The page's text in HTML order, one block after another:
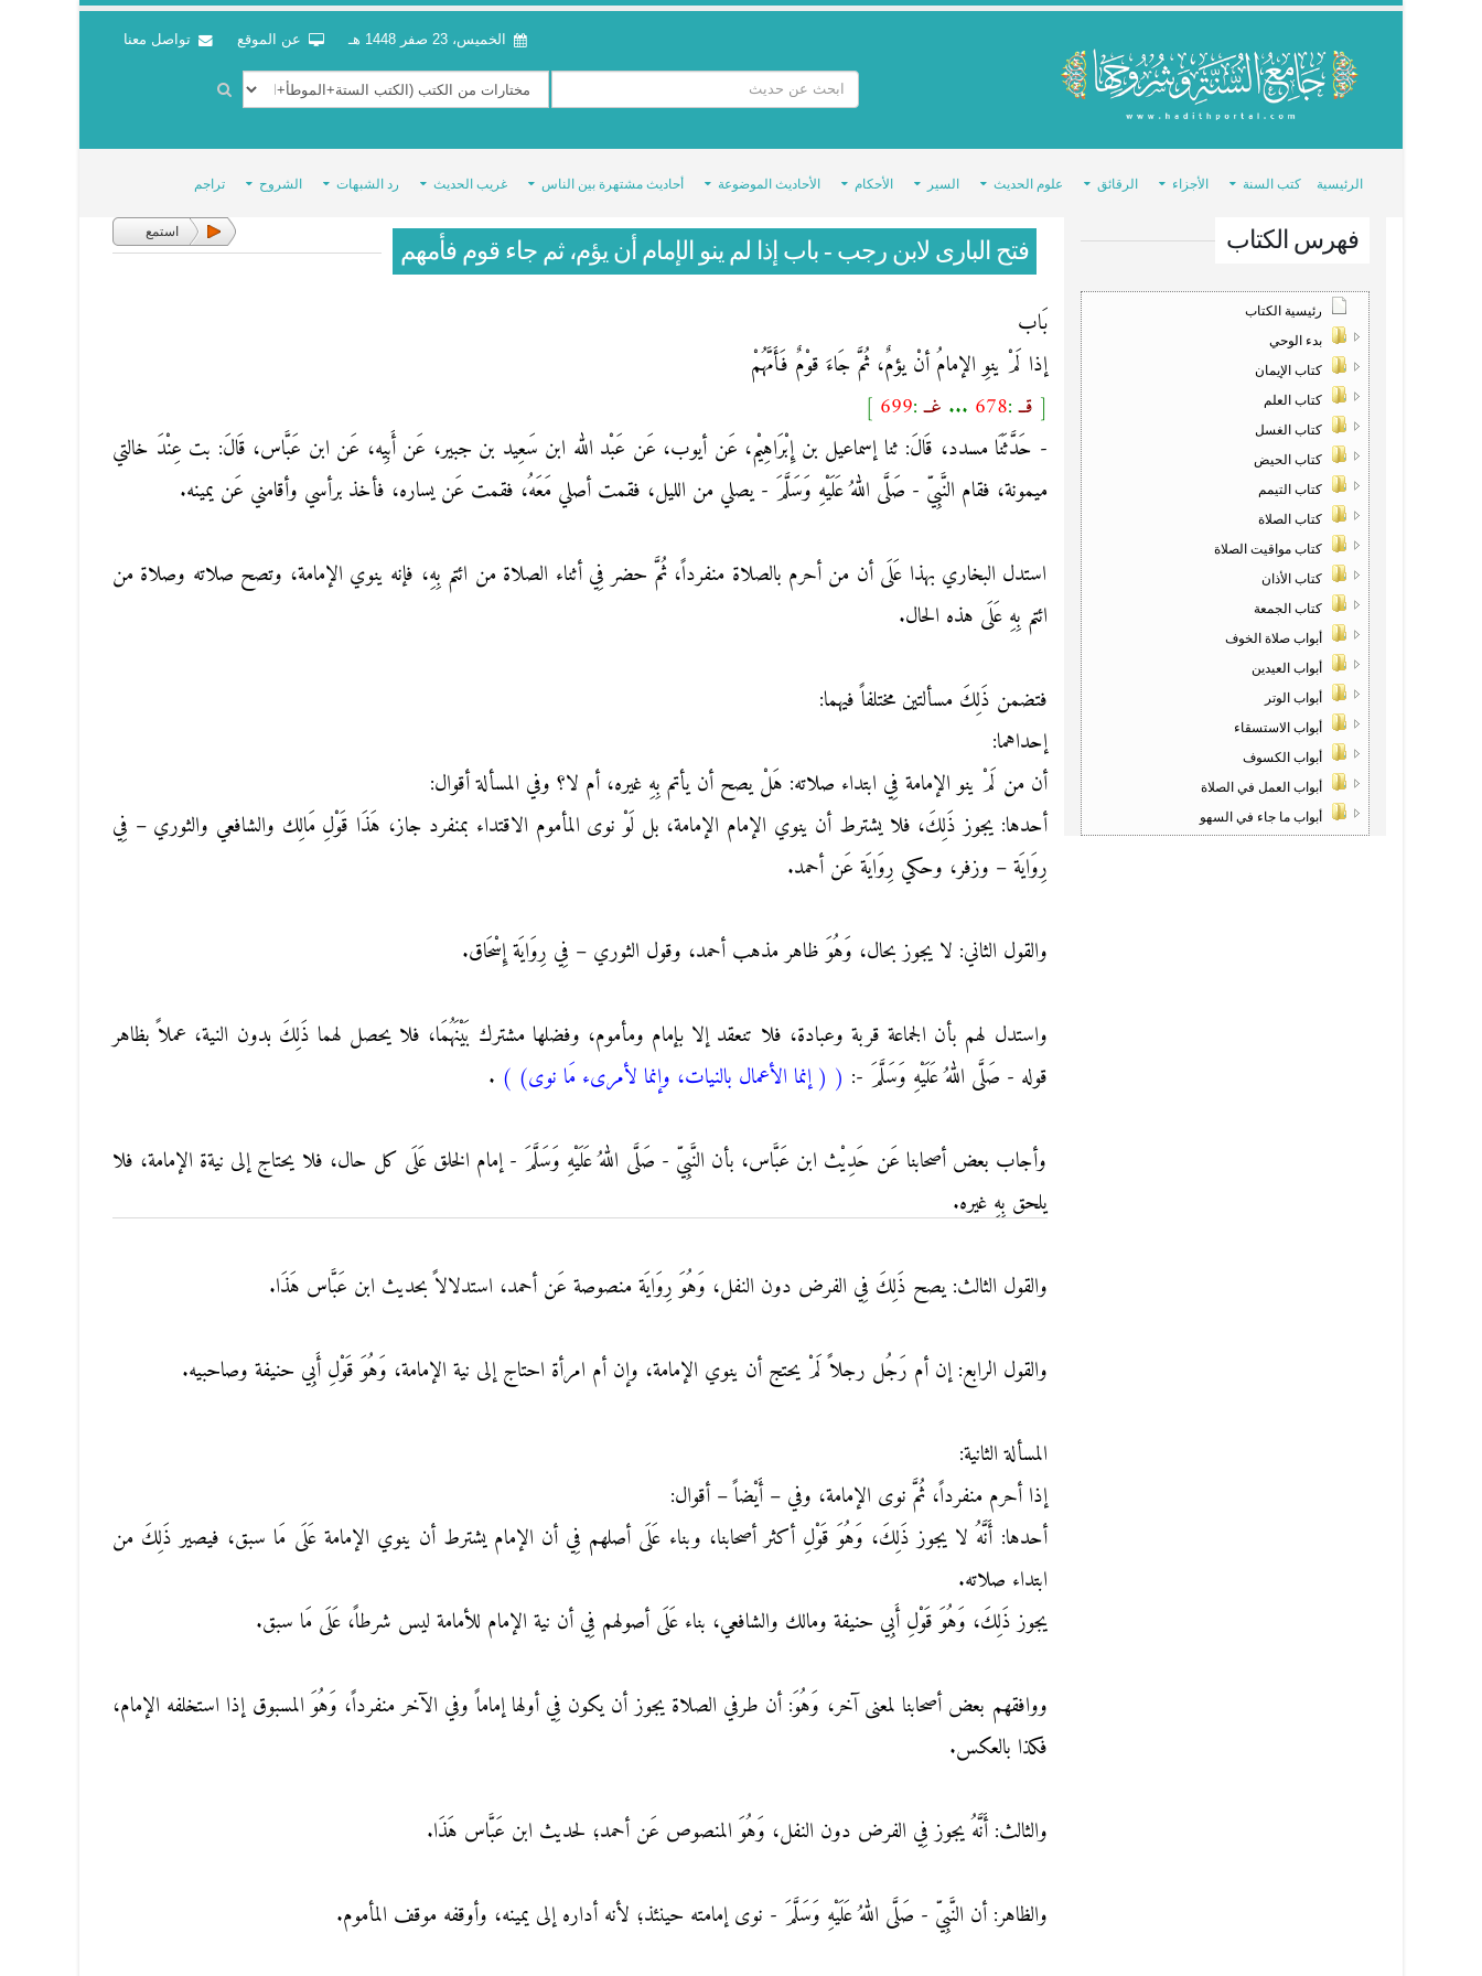
الخميس، 23 صفر 1448 هـ عن الموقع تواصل معنا
الرئيسية كتب السنة الأجزاء الرقائق علوم الحديث السير الأحكام الأحاديث الموضوعة أحاديث مشتهرة بين الناس غريب الحديث رد الشبهات الشروح تراجم
فهرس الكتاب
رئيسية الكتاب
بدء الوحي
كتاب الإيمان
كتاب العلم
كتاب الغسل
كتاب الحيض
كتاب التيمم
كتاب الصلاة
كتاب مواقيت الصلاة
كتاب الأذان
كتاب الجمعة
أبواب صلاة الخوف
أبواب العيدين
أبواب الوتر
أبواب الاستسقاء
أبواب الكسوف
أبواب العمل في الصلاة
أبواب ما جاء في السهو
استمع
فتح البارى لابن رجب - باب إذا لم ينو الإمام أن يؤم، ثم جاء قوم فأمهم
بَاب
إذا لَمْ ينوِ الإمامُ أنْ يؤمٌ، ثُمَّ جَاءَ قوْمٌ فَأَمَّهُمْ
[ قــ:
678
... غــ:
699
]
- حَدَّثَنَا مسدد، قَالَ: ثنا إسماعيل بن إِبْرَاهِيْم، عَن أيوب، عَن عَبْد الله ابن سَعِيد بن جبير، عَن أَبِيه، عَن ابن عَبَّاس، قَالَ: بت عِنْدَ خالتي
ميمونة، فقام النَّبِيّ - صَلَّى اللهُ عَلَيْهِ وَسَلَّمَ - يصلي من الليل، فقمت أصلي مَعَهُ، فقمت عَن يساره، فأخذ برأسي وأقامني عَن يمينه.
استدل البخاري بهذا عَلَى أن من أحرم بالصلاة منفرداً، ثُمَّ حضر فِي أثناء الصلاة من ائتم بِهِ، فإنه ينوي الإمامة، وتصح صلاته وصلاة من
ائتم بِهِ عَلَى هذه الحال.
فتضمن ذَلِكَ مسألتين مختلفاً فيهما:
إحداهما:
أن من لَمْ ينو الإمامة فِي ابتداء صلاته: هَلْ يصح أن يأتم بِهِ غيره، أم لا؟ وفي المسألة أقوال:
أحدها: يجوز ذَلِكَ، فلا يشترط أن ينوي الإمام الإمامة، بل لَوْ نوى المأموم الاقتداء بمنفرد جاز، هَذَا قَوْلِ مَالِك والشافعي والثوري – فِي
رِوَايَة – وزفر، وحكي رِوَايَة عَن أحمد.
والقول الثاني: لا يجوز بحال، وَهُوَ ظاهر مذهب أحمد، وقول الثوري – فِي رِوَايَة إِسْحَاق.
واستدل لهم بأن الجماعة قربة وعبادة، فلا تنعقد إلا بإمام ومأموم، وفضلها مشترك بَيْنَهُمَا، فلا يحصل لهما ذَلِكَ بدون النية، عملاً بظاهر
قوله - صَلَّى اللهُ عَلَيْهِ وَسَلَّمَ -: ( ( إنما الأعمال بالنيات، وإنما لأمرىء مَا نوى) )
.
وأجاب بعض أصحابنا عَن حَدِيْث ابن عَبَّاس، بأن النَّبِيّ - صَلَّى اللهُ عَلَيْهِ وَسَلَّمَ - إمام الخلق عَلَى كل حال، فلا يحتاج إلى نيةة الإمامة، فلا
يلحق بِهِ غيره.
والقول الثالث: يصح ذَلِكَ فِي الفرض دون النفل، وَهُوَ رِوَايَة منصوصة عَن أحمد، استدلالاً بحديث ابن عَبَّاس هَذَا.
والقول الرابع: إن أم رَجُل رجلاً لَمْ يحتج أن ينوي الإمامة، وإن أم امرأة احتاج إلى نية الإمامة، وَهُوَ قَوْلِ أَبِي حنيفة وصاحبيه.
المسألة الثانية:
إذا أحرم منفرداً، ثُمَّ نوى الإمامة، وفي – أَيْضاً – أقوال:
أحدها: أَنَّهُ لا يجوز ذَلِكَ، وَهُوَ قَوْلِ أكثر أصحابنا، وبناء عَلَى أصلهم فِي أن الإمام يشترط أن ينوي الإمامة عَلَى مَا سبق، فيصير ذَلِكَ من
ابتداء صلاته.
يجوز ذَلِكَ، وَهُوَ قَوْلِ أَبِي حنيفة ومالك والشافعي، بناء عَلَى أصولهم فِي أن نية الإمام للأمامة ليس شرطاً، عَلَى مَا سبق.
ووافقهم بعض أصحابنا لمعنى آخر، وَهُوَ: أن طرفي الصلاة يجوز أن يكون فِي أولها إماماً وفي الآخر منفرداً، وَهُوَ المسبوق إذا استخلفه الإمام،
فكذا بالعكس.
والثالث: أَنَّهُ يجوز فِي الفرض دون النفل، وَهُوَ المنصوص عَن أحمد؛ لحديث ابن عَبَّاس هَذَا.
والظاهر: أن النَّبِيّ - صَلَّى اللهُ عَلَيْهِ وَسَلَّمَ - نوى إمامته حينئذ؛ لأنه أداره إلى يمينه، وأوقفه موقف المأموم.